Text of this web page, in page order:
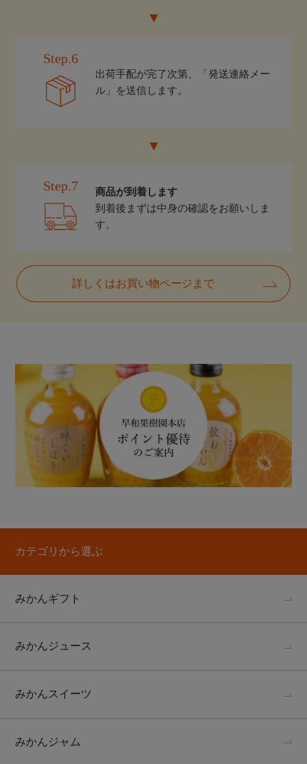
Step.6
出荷手配が完了次第、「発送連絡メー
ル」を送信します。
Step.7
商品が到着します
到着後まずは中身の確認をお願いしま
す。
詳しくはお買い物ページまで
カテゴリから選ぶ
みかんギフト
みかんジュース
みかんスイーツ
みかんジャム